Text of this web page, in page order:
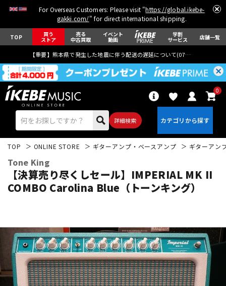
For Overseas Customers: Please visit "https://global.ikebe-
gakki.com/" for direct international shipping.
TOP 買う
ストア
売る
中古買取
イベント
動画
学割
サービス 店舗一覧
【重要】熊本県で発生した地震に伴う配送の遅延について(07月29日
詳細検索
0
ベース ウクレレ
ドラム パーカッション
TOP ONLINE STORE ギターアンプ・ベースアンプ ギターアン
Tone King
【決算売り尽くしセール】IMPERIAL MK II
COMBO Carolina Blue（トーンキング）